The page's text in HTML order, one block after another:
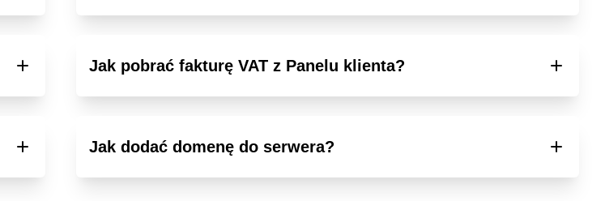
Jak pobrać fakturę VAT z Panelu klienta?
Jak dodać domenę do serwera?